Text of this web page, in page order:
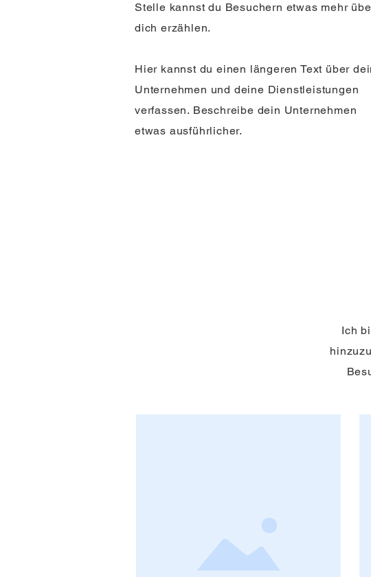
Stelle kannst du Besuchern etwas mehr
dich erzählen.
Hier kannst du einen längeren Text über
Unternehmen und deine Dienstleistungen
verfassen. Beschreibe dein Unternehmen
etwas ausführlicher.
Ich